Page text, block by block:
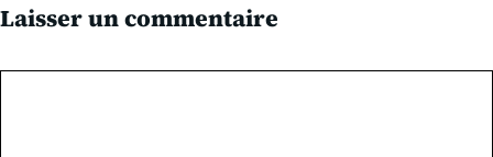
Laisser un commentaire